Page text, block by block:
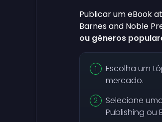
Publicar um eBook
Barnes and Noble
ou gêneros
Escolha um
mercado.
Selecione
Publishing ou